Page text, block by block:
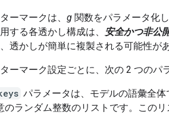
ーマークは、 g 関数をパラメータ化
する各透かし構成は、
安全かつ非公
透かしが簡単に複製される可能性が
ーマーク設定ごとに、次の 2 つのパ
パラメータは、モデルの語彙全体
のランダム整数のリストです。この